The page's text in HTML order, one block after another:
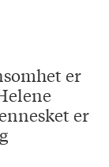
er
er